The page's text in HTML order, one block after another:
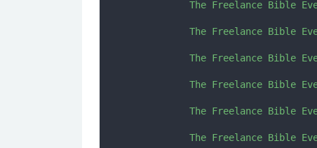
The Freelance Bible
The Freelance Bible
The Freelance Bible
The Freelance Bible
The Freelance Bible
The Freelance Bible